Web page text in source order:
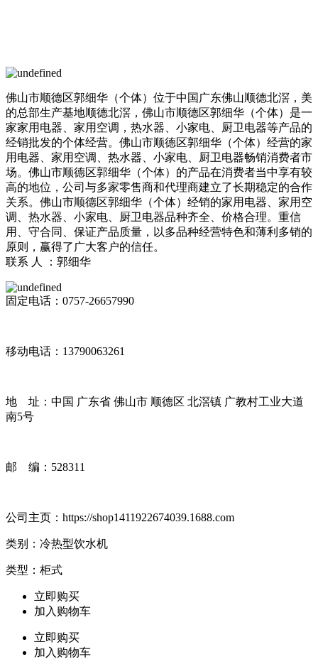
佛山市顺德区郭细华（个体）位于中国广东佛山顺德北滘，美
的总部生产基地顺德北滘，佛山市顺德区郭细华（个体）是一
家家用电器、家用空调，热水器、小家电、厨卫电器等产品的
经销批发的个体经营。佛山市顺德区郭细华（个体）经营的家
用电器、家用空调、热水器、小家电、厨卫电器畅销消费者市
场。佛山市顺德区郭细华（个体）的产品在消费者当中享有较
高的地位，公司与多家零售商和代理商建立了长期稳定的合作
关系。佛山市顺德区郭细华（个体）经销的家用电器、家用空
调、热水器、小家电、厨卫电器品种齐全、价格合理。重信
用、守合同、保证产品质量，以多品种经营特色和薄利多销的
原则，赢得了广大客户的信任。
联系 人 ：郭细华
固定电话：0757-26657990
移动电话：13790063261
地 址：中国 广东省 佛山市 顺德区 北滘镇 广教村工业大道
南5号
邮 编：528311
公司主页： https://shop1411922674039.1688.com
类别：冷热型饮水机
类型：柜式
立即购买
加入购物车
立即购买
加入购物车